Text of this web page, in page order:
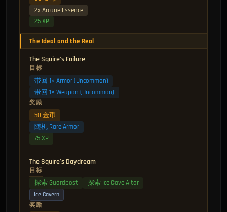
2x Arcane Essence
25 XP
The Ideal and the Real
The Squire's Failure
目标
带回 1× Armor (Uncommon)
带回 1× Weapon (Uncommon)
奖励
50 金币
随机 Rare Armor
75 XP
The Squire's Daydream
目标
探索 Guardpost 探索 Ice Cave Altar
Ice Cavern
奖励